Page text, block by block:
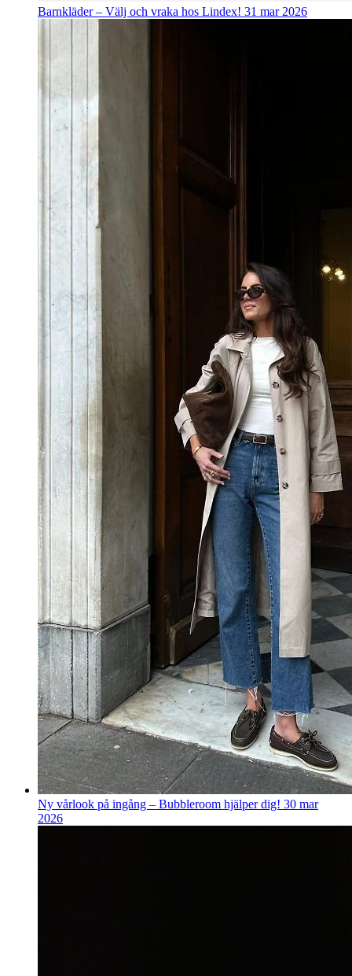
Barnkläder – Välj och vraka hos Lindex! 31 mar 2026
Ny vårlook på ingång – Bubbleroom hjälper dig! 30 mar
2026